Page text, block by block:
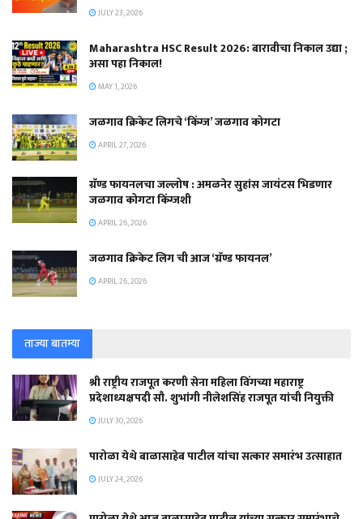
JULY 23, 2026
Maharashtra HSC Result 2026: बारावीचा निकाल उद्या ;
असा पहा निकाल!
MAY 1, 2026
जळगाव क्रिकेट लिगचे ‘किंग्ज’ जळगाव कोगटा
APRIL 27, 2026
ग्रॅण्ड फायनलचा जल्लोष : अमळनेर सुहांस जायंटस भिडणार
जळगाव कोगटा किंग्जशी
APRIL 26, 2026
जळगाव क्रिकेट लिग ची आज ‘ग्रॅण्ड फायनल’
APRIL 26, 2026
ताज्या बातम्या
श्री राष्ट्रीय राजपूत करणी सेना महिला विंगच्या महाराष्ट्र
प्रदेशाध्यक्षपदी सौ. शुभांगी नीलेशसिंह राजपूत यांची नियुक्ती
JULY 30, 2026
पारोळा येथे बाळासाहेब पाटील यांचा सत्कार समारंभ उत्साहात
JULY 24, 2026